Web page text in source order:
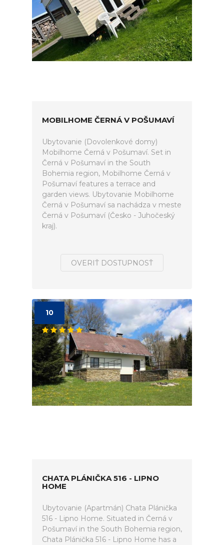
MOBILHOME ČERNÁ V POŠUMAVÍ
Ubytovanie (Dovolenkové domy)
Mobilhome Černá v Pošumaví. Set in
Černá v Pošumaví in the South
Bohemia region, Mobilhome Černá v
Pošumaví features a terrace and
garden views. Ubytovanie Mobilhome
Černá v Pošumaví sa nachádza v meste
Černá v Pošumaví (Česko - Juhočeský
kraj).
OVERIŤ DOSTUPNOSŤ
10
CHATA PLÁNIČKA 516 - LIPNO
HOME
Ubytovanie (Apartmán) Chata Plánička
516 - Lipno Home. Situated in Černá v
Pošumaví in the South Bohemia region,
Chata Plánička 516 - Lipno Home has a